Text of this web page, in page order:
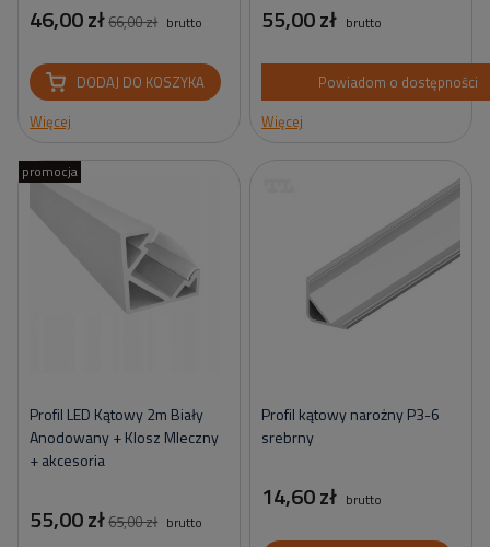
46,00 zł66,00 zł brutto
DODAJ DO KOSZYKA
Więcej
55,00 zł brutto
Powiadom o dostępności
Więcej
Profil LED Kątowy 2m Biały
Anodowany + Klosz Mleczny
+ akcesoria
55,00 zł65,00 zł brutto
promocja
Profil kątowy narożny P3-6
srebrny
14,60 zł brutto